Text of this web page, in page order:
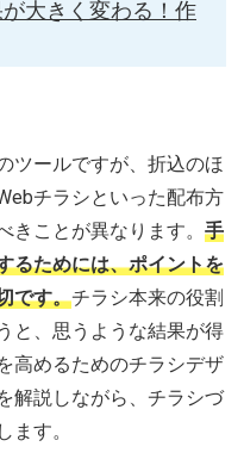
大きく変わる！作
ツールですが、折込のほ
チラシといった配布方
ことが異なります。 手
るためには、ポイントを
です。チラシ本来の役割
と、思うような結果が得
高めるためのチラシデザ
解説しながら、チラシづ
ます。